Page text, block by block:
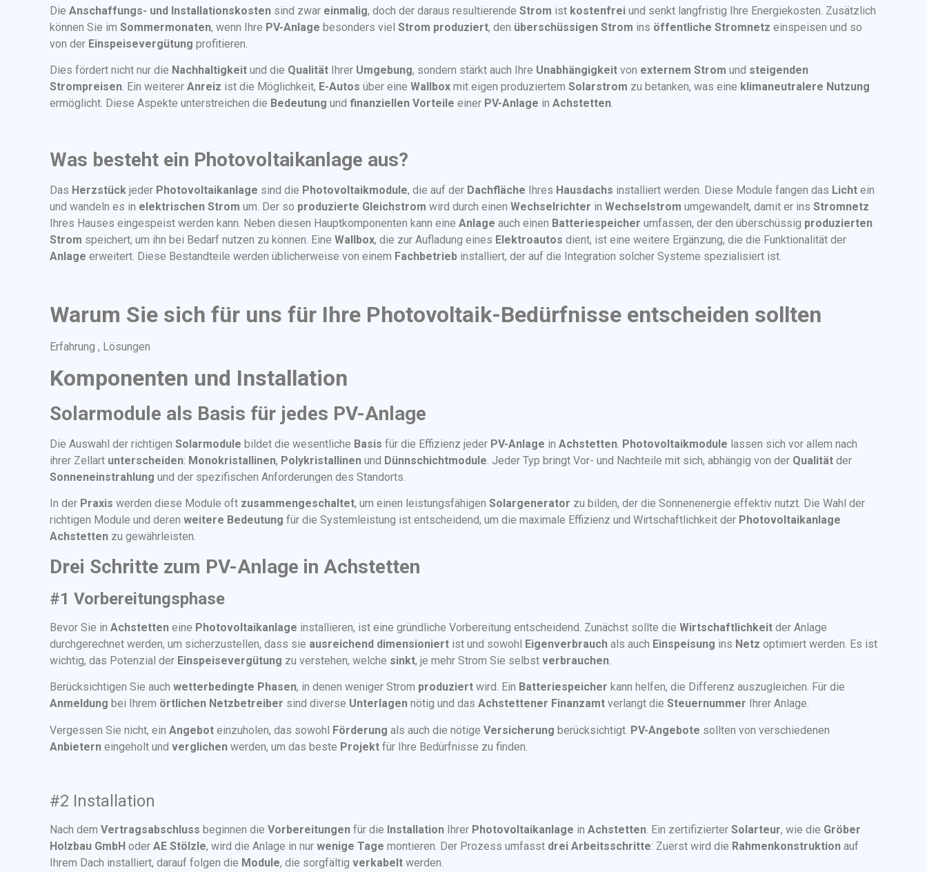
Die Anschaffungs- und Installationskosten sind zwar einmalig, doch der daraus resultierende Strom ist kostenfrei und senkt langfristig Ihre Energiekosten. Zusätzlich
können Sie im Sommermonaten, wenn Ihre PV-Anlage besonders viel Strom produziert, den überschüssigen Strom ins öffentliche Stromnetz einspeisen und so
von der Einspeisevergütung profitieren.
Dies fördert nicht nur die Nachhaltigkeit und die Qualität Ihrer Umgebung, sondern stärkt auch Ihre Unabhängigkeit von externem Strom und steigenden
Strompreisen. Ein weiterer Anreiz ist die Möglichkeit, E-Autos über eine Wallbox mit eigen produziertem Solarstrom zu betanken, was eine klimaneutralere Nutzung
ermöglicht. Diese Aspekte unterstreichen die Bedeutung und finanziellen Vorteile einer PV-Anlage in Achstetten.
Was besteht ein Photovoltaikanlage aus?
Das Herzstück jeder Photovoltaikanlage sind die Photovoltaikmodule, die auf der Dachfläche Ihres Hausdachs installiert werden. Diese Module fangen das Licht ein
und wandeln es in elektrischen Strom um. Der so produzierte Gleichstrom wird durch einen Wechselrichter in Wechselstrom umgewandelt, damit er ins Stromnetz
Ihres Hauses eingespeist werden kann. Neben diesen Hauptkomponenten kann eine Anlage auch einen Batteriespeicher umfassen, der den überschüssig produzierten
Strom speichert, um ihn bei Bedarf nutzen zu können. Eine Wallbox, die zur Aufladung eines Elektroautos dient, ist eine weitere Ergänzung, die die Funktionalität der
Anlage erweitert. Diese Bestandteile werden üblicherweise von einem Fachbetrieb installiert, der auf die Integration solcher Systeme spezialisiert ist.
Warum Sie sich für uns für Ihre Photovoltaik-Bedürfnisse entscheiden sollten
Erfahrung , Lösungen
Komponenten und Installation
Solarmodule als Basis für jedes PV-Anlage
Die Auswahl der richtigen Solarmodule bildet die wesentliche Basis für die Effizienz jeder PV-Anlage in Achstetten. Photovoltaikmodule lassen sich vor allem nach
ihrer Zellart unterscheiden: Monokristallinen, Polykristallinen und Dünnschichtmodule. Jeder Typ bringt Vor- und Nachteile mit sich, abhängig von der Qualität der
Sonneneinstrahlung und der spezifischen Anforderungen des Standorts.
In der Praxis werden diese Module oft zusammengeschaltet, um einen leistungsfähigen Solargenerator zu bilden, der die Sonnenenergie effektiv nutzt. Die Wahl der
richtigen Module und deren weitere Bedeutung für die Systemleistung ist entscheidend, um die maximale Effizienz und Wirtschaftlichkeit der Photovoltaikanlage
Achstetten zu gewährleisten.
Drei Schritte zum PV-Anlage in Achstetten
#1 Vorbereitungsphase
Bevor Sie in Achstetten eine Photovoltaikanlage installieren, ist eine gründliche Vorbereitung entscheidend. Zunächst sollte die Wirtschaftlichkeit der Anlage
durchgerechnet werden, um sicherzustellen, dass sie ausreichend dimensioniert ist und sowohl Eigenverbrauch als auch Einspeisung ins Netz optimiert werden. Es ist
wichtig, das Potenzial der Einspeisevergütung zu verstehen, welche sinkt, je mehr Strom Sie selbst verbrauchen
Berücksichtigen Sie auch wetterbedingte Phasen, in denen weniger Strom produziert wird. Ein Batteriespeicher kann helfen, die Differenz auszugleichen. Für die
Anmeldung bei Ihrem örtlichen Netzbetreiber sind diverse Unterlagen nötig und das Achstettener Finanzamt verlangt die Steuernummer Ihrer Anlage.
Vergessen Sie nicht, ein Angebot einzuholen, das sowohl Förderung als auch die nötige Versicherung berücksichtigt. PV-Angebote sollten von verschiedenen
Anbietern eingeholt und verglichen werden, um das beste Projekt für Ihre Bedürfnisse zu finden.
#2 Installation
Nach dem Vertragsabschluss beginnen die Vorbereitungen für die Installation Ihrer Photovoltaikanlage in Achstetten. Ein zertifizierter Solarteur, wie die Gröber
Holzbau GmbH oder AE Stölzle, wird die Anlage in nur wenige Tage montieren. Der Prozess umfasst drei Arbeitsschritte: Zuerst wird die Rahmenkonstruktion auf
Ihrem Dach installiert, darauf folgen die Module, die sorgfältig verkabelt werden.